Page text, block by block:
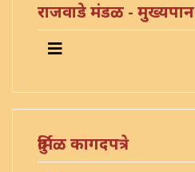
राजवाडे मंडळ - मुख्यपान
दुर्मिळ कागदपत्रे